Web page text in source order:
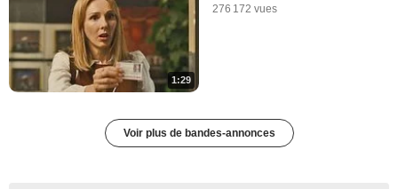
1:29
276 172 vues
Voir plus de bandes-annonces